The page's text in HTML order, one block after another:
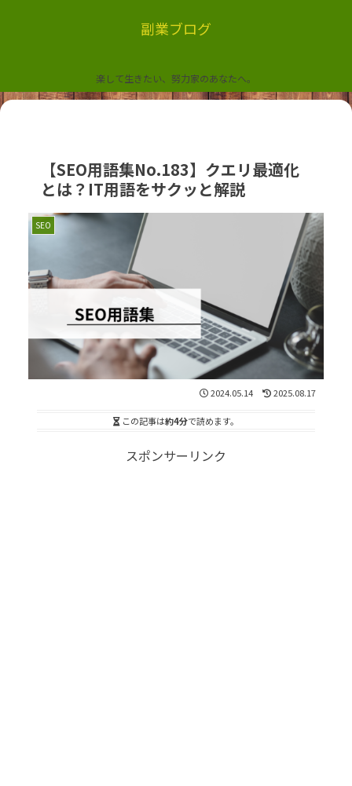
副業ブログ
楽して生きたい、努力家のあなたへ。
【SEO用語集No.183】クエリ最適化
とは？IT用語をサクッと解説
SEO
2024.05.14 2025.08.17
この記事は約4分で読めます。
スポンサーリンク